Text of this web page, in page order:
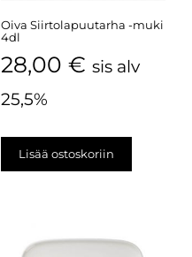
Oiva Siirtolapuutarha -muki
4dl
28,00 € sis alv
25,5%
Lisää ostoskoriin